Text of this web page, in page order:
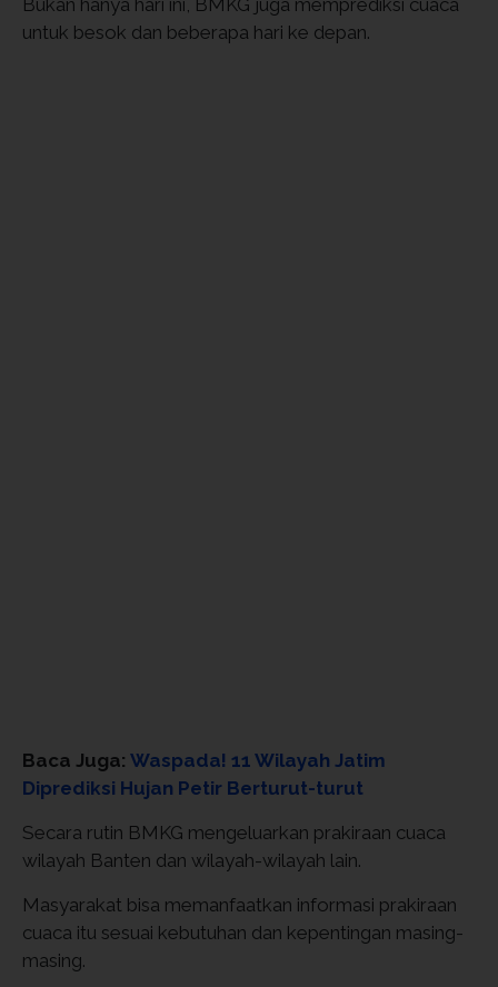
Bukan hanya hari ini, BMKG juga memprediksi cuaca
untuk besok dan beberapa hari ke depan.
Baca Juga: Waspada! 11 Wilayah Jatim
Diprediksi Hujan Petir Berturut-turut
Secara rutin BMKG mengeluarkan prakiraan cuaca
wilayah Banten dan wilayah-wilayah lain.
Masyarakat bisa memanfaatkan informasi prakiraan
cuaca itu sesuai kebutuhan dan kepentingan masing-
masing.